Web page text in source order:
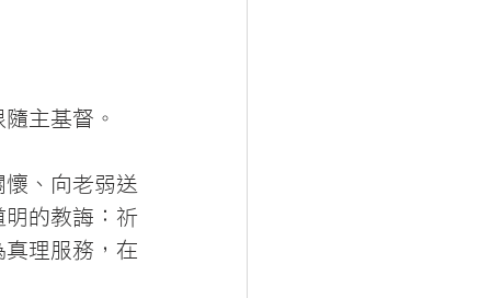
主基督。
、向老弱送
明的教誨：祈
理服務，在